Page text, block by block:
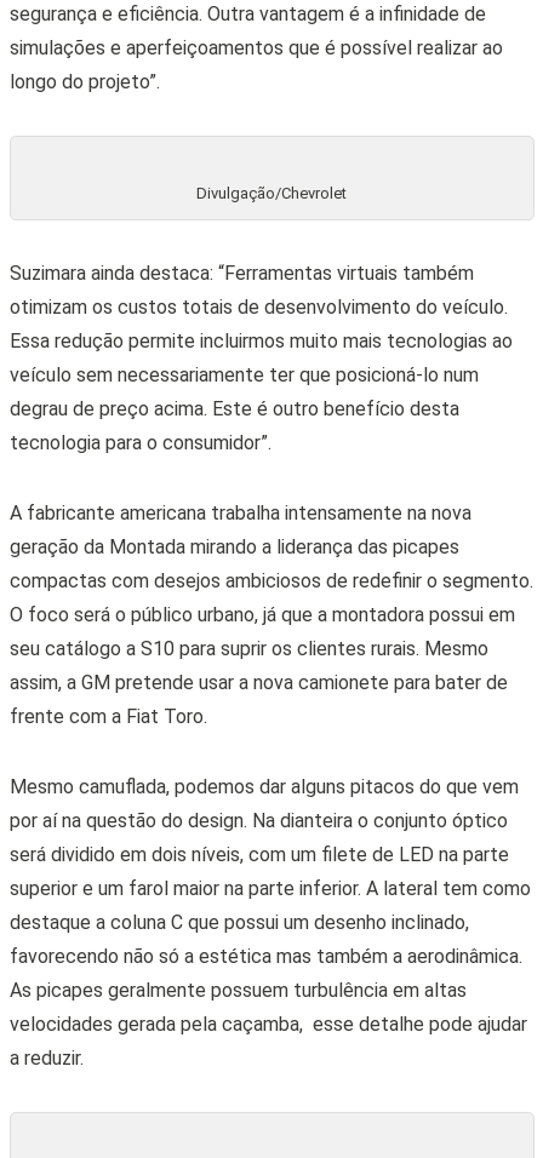
segurança e eficiência. Outra vantagem é a infinidade de
simulações e aperfeiçoamentos que é possível realizar ao
longo do projeto”.
Divulgação/Chevrolet
Suzimara ainda destaca: “Ferramentas virtuais também
otimizam os custos totais de desenvolvimento do veículo.
Essa redução permite incluirmos muito mais tecnologias ao
veículo sem necessariamente ter que posicioná-lo num
degrau de preço acima. Este é outro benefício desta
tecnologia para o consumidor”.
A fabricante americana trabalha intensamente na nova
geração da Montada mirando a liderança das picapes
compactas com desejos ambiciosos de redefinir o segmento.
O foco será o público urbano, já que a montadora possui em
seu catálogo a S10 para suprir os clientes rurais. Mesmo
assim, a GM pretende usar a nova camionete para bater de
frente com a Fiat Toro.
Mesmo camuflada, podemos dar alguns pitacos do que vem
por aí na questão do design. Na dianteira o conjunto óptico
será dividido em dois níveis, com um filete de LED na parte
superior e um farol maior na parte inferior. A lateral tem como
destaque a coluna C que possui um desenho inclinado,
favorecendo não só a estética mas também a aerodinâmica.
As picapes geralmente possuem turbulência em altas
velocidades gerada pela caçamba, esse detalhe pode ajudar
a reduzir.